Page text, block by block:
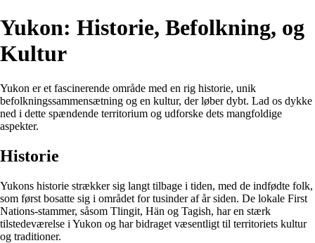
Yukon: Historie, Befolkning, og
Kultur
Yukon er et fascinerende område med en rig historie, unik
befolkningssammensætning og en kultur, der løber dybt. Lad os dykke
ned i dette spændende territorium og udforske dets mangfoldige
aspekter.
Historie
Yukons historie strækker sig langt tilbage i tiden, med de indfødte folk,
som først bosatte sig i området for tusinder af år siden. De lokale First
Nations-stammer, såsom Tlingit, Hän og Tagish, har en stærk
tilstedeværelse i Yukon og har bidraget væsentligt til territoriets kultur
og traditioner.